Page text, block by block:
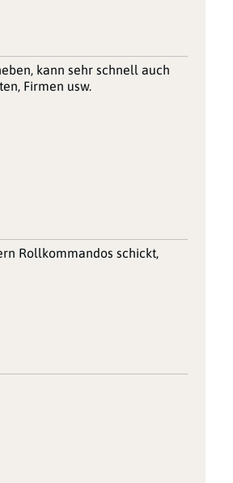
kann sehr schnell auch
Firmen usw.
Rollkommandos schickt,